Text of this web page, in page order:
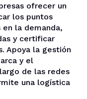
ofrecer un
los puntos
la demanda,
y certificar
Apoya la gestión
y el
de las redes
una logística